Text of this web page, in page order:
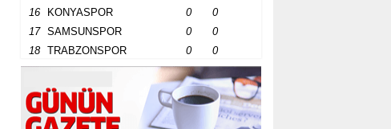
16
KONYASPOR 0
0
17
SAMSUNSPOR 0
0
18
TRABZONSPOR 0 0